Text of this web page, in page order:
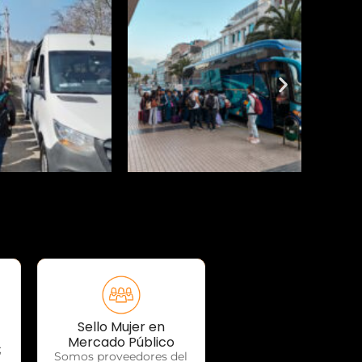
Sello Mujer en
Mercado Público
Somos proveedores del
OTP Servicios